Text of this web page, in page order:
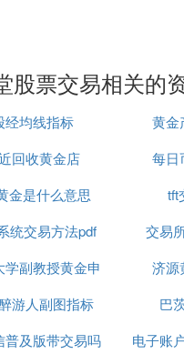
32.29 -0.1199 -
26.30 0.18 5.62
59.28 -0.41 -5.11
联科技 2.262 17.60 -
2.93 22.80 0.36 14.01
2.56 19.92 0.08 3.23
50.88 0.3 4.81
体 1.5 11.67 0.19 14.5
19.61 0.17 7.23
诚科技 11.58 90.09
财华网
股票交易相关的
经均线指标 黄金
回收黄金店
每日
金是什么意思
tft
统交易方法pdf
交易
学副教授黄金申
济源
游人副图指标
巴
普及版带交易吗
电子账